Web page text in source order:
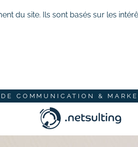
du site. Ils sont basés sur les
COMMUNICATION &